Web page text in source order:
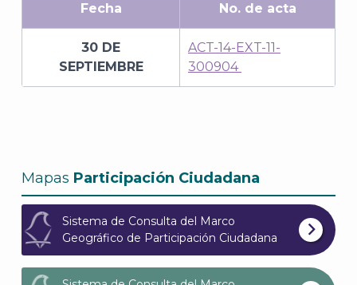
Fecha No. de acta
30 DE
SEPTIEMBRE
ACT-14-EXT-11-
300904
Mapas Participación Ciudadana
Sistema de Consulta del Marco
Geográfico de Participación Ciudadana